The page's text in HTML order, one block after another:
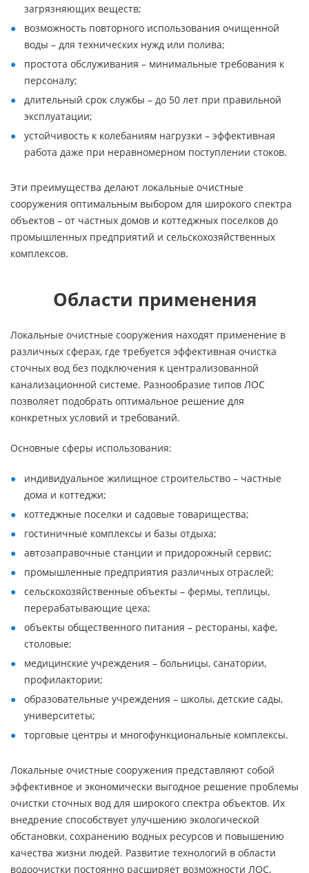
загрязняющих веществ;
возможность повторного использования очищенной
воды – для технических нужд или полива;
простота обслуживания – минимальные требования к
персоналу;
длительный срок службы – до 50 лет при правильной
эксплуатации;
устойчивость к колебаниям нагрузки – эффективная
работа даже при неравномерном поступлении стоков.
Эти преимущества делают локальные очистные
сооружения оптимальным выбором для широкого спектра
объектов – от частных домов и коттеджных поселков до
промышленных предприятий и сельскохозяйственных
комплексов.
Области применения
Локальные очистные сооружения находят применение в
различных сферах, где требуется эффективная очистка
сточных вод без подключения к централизованной
канализационной системе. Разнообразие типов ЛОС
позволяет подобрать оптимальное решение для
конкретных условий и требований.
Основные сферы использования:
индивидуальное жилищное строительство – частные
дома и коттеджи;
коттеджные поселки и садовые товарищества;
гостиничные комплексы и базы отдыха;
автозаправочные станции и придорожный сервис;
промышленные предприятия различных отраслей;
сельскохозяйственные объекты – фермы, теплицы,
перерабатывающие цеха;
объекты общественного питания – рестораны, кафе,
столовые;
медицинские учреждения – больницы, санатории,
профилактории;
образовательные учреждения – школы, детские сады,
университеты;
торговые центры и многофункциональные комплексы.
Локальные очистные сооружения представляют собой
эффективное и экономически выгодное решение проблемы
очистки сточных вод для широкого спектра объектов. Их
внедрение способствует улучшению экологической
обстановки, сохранению водных ресурсов и повышению
качества жизни людей. Развитие технологий в области
водоочистки постоянно расширяет возможности ЛОС,